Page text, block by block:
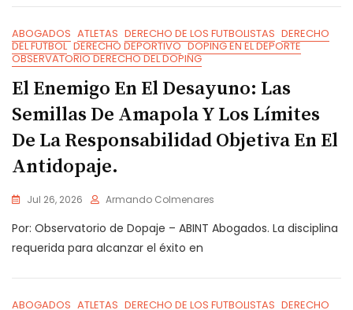
ABOGADOS ATLETAS DERECHO DE LOS FUTBOLISTAS DERECHO
DEL FUTBOL DERECHO DEPORTIVO DOPING EN EL DEPORTE
OBSERVATORIO DERECHO DEL DOPING
El Enemigo En El Desayuno: Las
Semillas De Amapola Y Los Límites
De La Responsabilidad Objetiva En El
Antidopaje.
Jul 26, 2026 Armando Colmenares
Por: Observatorio de Dopaje – ABINT Abogados. La disciplina
requerida para alcanzar el éxito en
ABOGADOS ATLETAS DERECHO DE LOS FUTBOLISTAS DERECHO